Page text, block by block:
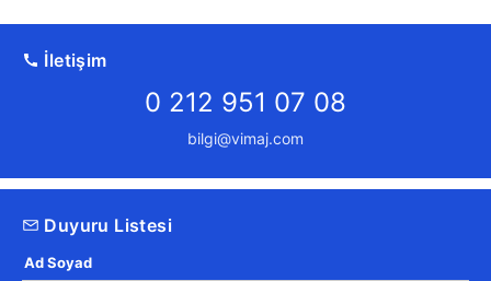
İletişim
0 212 951 07 08
bilgi@vimaj.com
Duyuru Listesi
Ad Soyad